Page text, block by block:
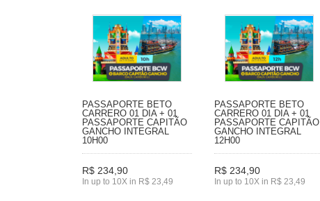
PASSAPORTE BETO
CARRERO 01 DIA + 01
PASSAPORTE CAPITÃO
GANCHO INTEGRAL
10H00
R$ 234,90
In up to 10X in R$ 23,49
PASSAPORTE BETO
CARRERO 01 DIA + 01
PASSAPORTE CAPITÃO
GANCHO INTEGRAL
12H00
R$ 234,90
In up to 10X in R$ 23,49